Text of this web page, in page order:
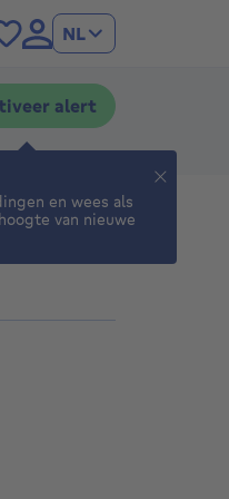
NL
alert
en wees als
van nieuwe